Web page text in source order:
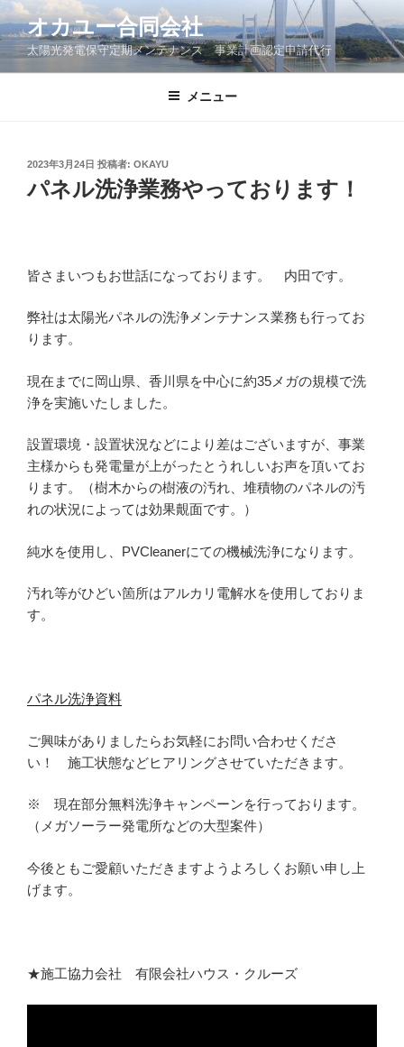
ン
テ
ン
オカユー合同会社
太陽光発電保守定期メンテナンス 事業計画認定申請代行
メニュー
投
日:
2023年3月24日 投稿者: OKAYU
パネル洗浄業務やっております！
皆さまいつもお世話になっております。 内田です。
弊社は太陽光パネルの洗浄メンテナンス業務も行ってお
ります。
現在までに岡山県、香川県を中心に約35メガの規模で洗
浄を実施いたしました。
設置環境・設置状況などにより差はございますが、事業
主様からも発電量が上がったとうれしいお声を頂いてお
ります。（樹木からの樹液の汚れ、堆積物のパネルの汚
れの状況によっては効果覿面です。）
純水を使用し、PVCleanerにての機械洗浄になります。
汚れ等がひどい箇所はアルカリ電解水を使用しておりま
す。
パネル洗浄資料
ご興味がありましたらお気軽にお問い合わせくださ
い！ 施工状態などヒアリングさせていただきます。
※ 現在部分無料洗浄キャンペーンを行っております。
（メガソーラー発電所などの大型案件）
今後ともご愛顧いただきますようよろしくお願い申し上
げます。
★施工協力会社 有限会社ハウス・クルーズ